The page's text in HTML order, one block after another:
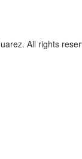
All rights